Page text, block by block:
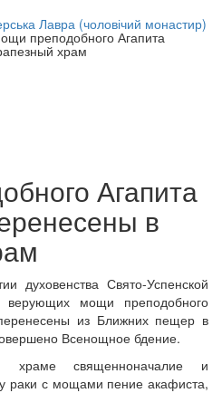
Лавра (чоловічий монастир)
преподобного Агапита
храм
Агапита
в
духовенства Свято-Успенской
верующих мощи преподобного
из Ближних пещер в
Всенощное бдение.
священноначалие и
раки с мощами пение акафиста,